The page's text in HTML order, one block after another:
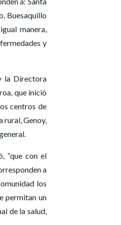
Buesaquillo
manera,
y
la Directora
que iniciò
centros de
rural, Genoy,
“que con el
a
los
permitan un
de la salud,